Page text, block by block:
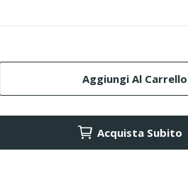
Aggiungi Al Carrello
Acquista Subito